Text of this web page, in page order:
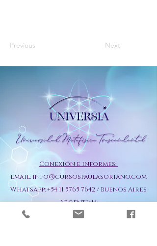
Previous Next
Conexión e informes:
email: info@cursospaulasoriano.com
Whatsapp:+54 11 5765 7642/ Buenos Aires
Argentina
Método Lic. Paula Soriano.